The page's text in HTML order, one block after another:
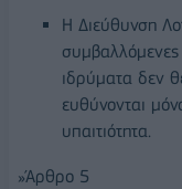
Η Διεύθυνση
συμβαλλόμενες
ιδρύματα δεν
ευθύνονται
υπαιτιότητα.
»Άρθρο 5